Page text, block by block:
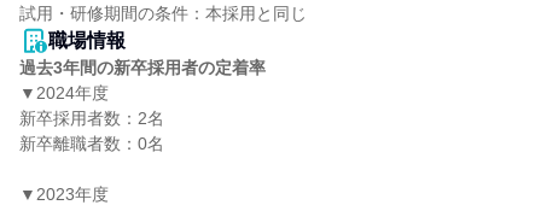
職場情報
過去3年間の新卒採用者の定着率
▼2024年度
新卒採用者数：2名
新卒離職者数：0名
▼2023年度